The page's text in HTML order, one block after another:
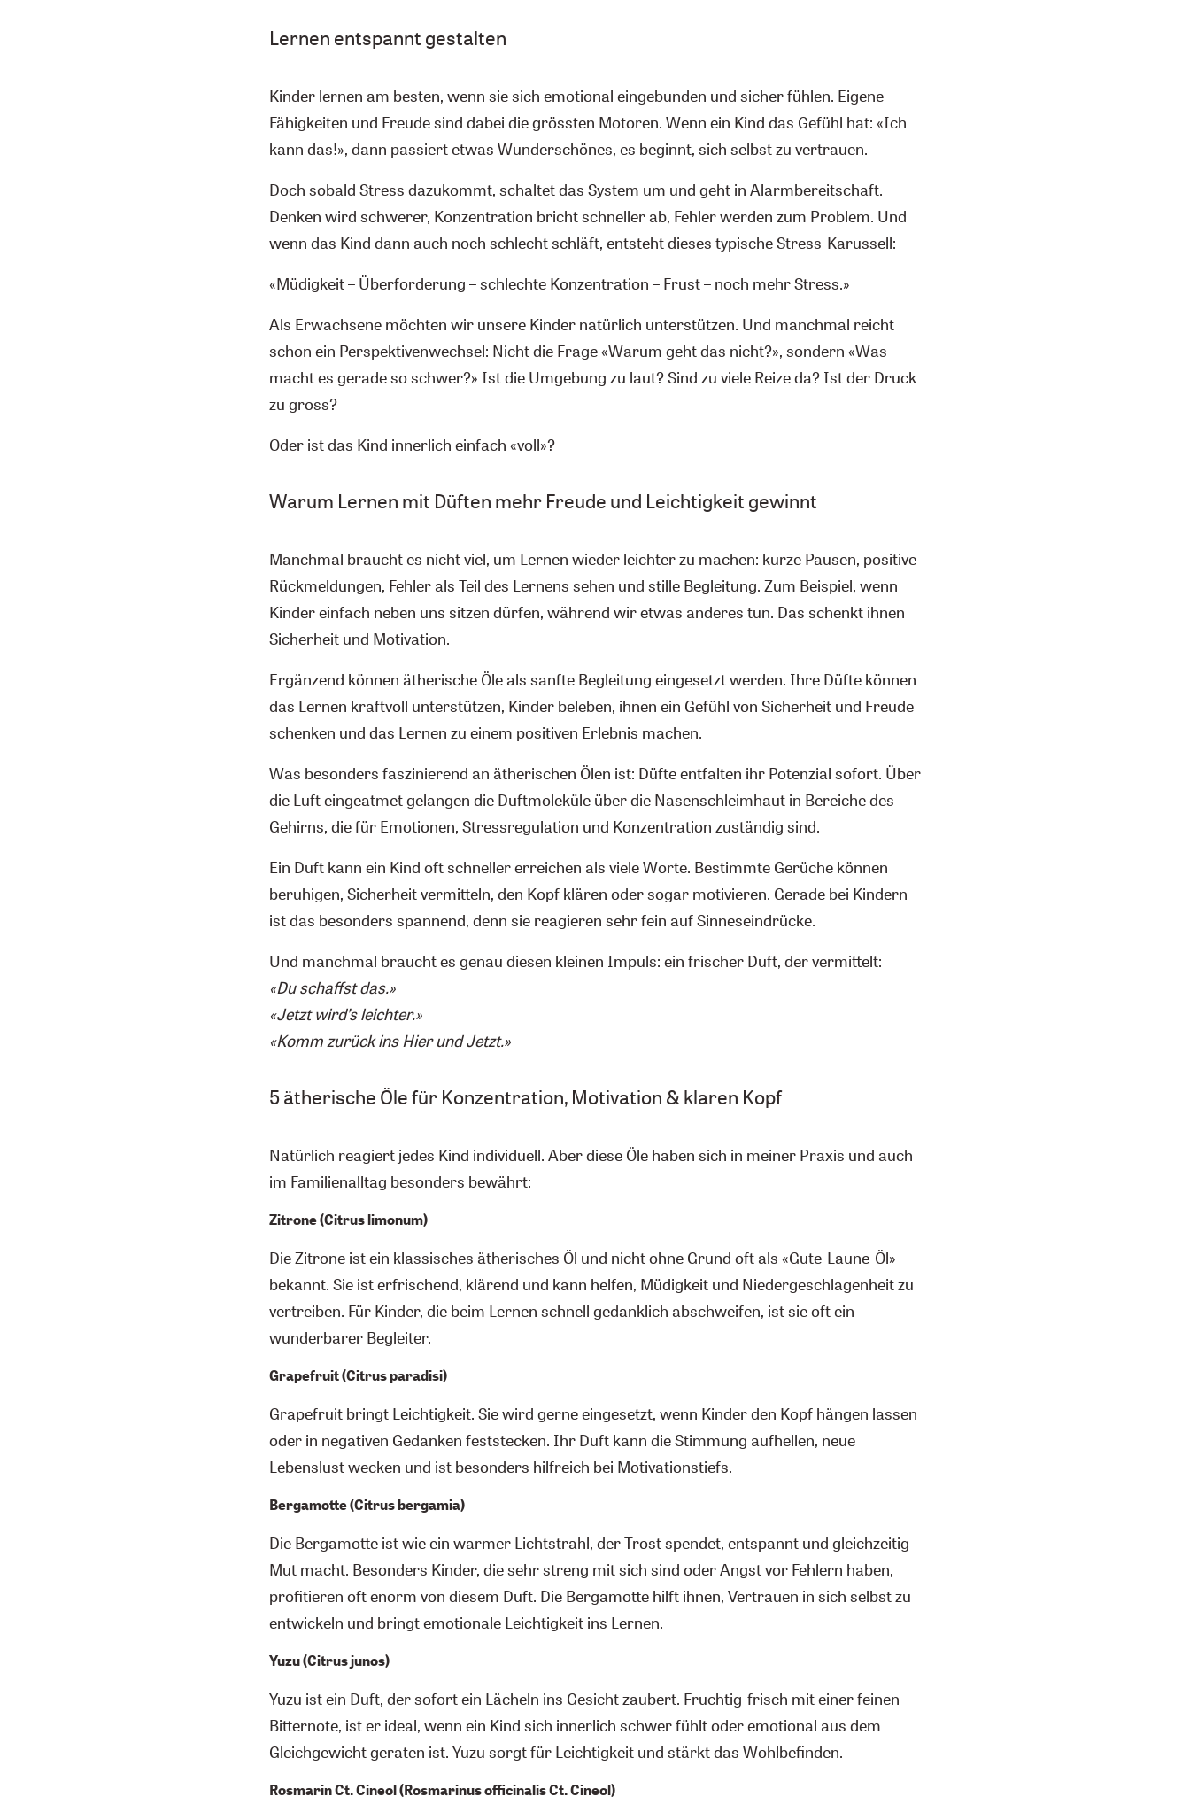
Lernen entspannt gestalten
Kinder lernen am besten, wenn sie sich emotional eingebunden und sicher fühlen. Eigene
Fähigkeiten und Freude sind dabei die grössten Motoren. Wenn ein Kind das Gefühl hat: «Ich
kann das!», dann passiert etwas Wunderschönes, es beginnt, sich selbst zu vertrauen.
Doch sobald Stress dazukommt, schaltet das System um und geht in Alarmbereitschaft.
Denken wird schwerer, Konzentration bricht schneller ab, Fehler werden zum Problem. Und
wenn das Kind dann auch noch schlecht schläft, entsteht dieses typische Stress-Karussell:
«Müdigkeit – Überforderung – schlechte Konzentration – Frust – noch mehr Stress.»
Als Erwachsene möchten wir unsere Kinder natürlich unterstützen. Und manchmal reicht
schon ein Perspektivenwechsel: Nicht die Frage «Warum geht das nicht?», sondern «Was
macht es gerade so schwer?» Ist die Umgebung zu laut? Sind zu viele Reize da? Ist der Druck
zu gross?
Oder ist das Kind innerlich einfach «voll»?
Warum Lernen mit Düften mehr Freude und Leichtigkeit gewinnt
Manchmal braucht es nicht viel, um Lernen wieder leichter zu machen: kurze Pausen, positive
Rückmeldungen, Fehler als Teil des Lernens sehen und stille Begleitung. Zum Beispiel, wenn
Kinder einfach neben uns sitzen dürfen, während wir etwas anderes tun. Das schenkt ihnen
Sicherheit und Motivation.
Ergänzend können ätherische Öle als sanfte Begleitung eingesetzt werden. Ihre Düfte können
das Lernen kraftvoll unterstützen, Kinder beleben, ihnen ein Gefühl von Sicherheit und Freude
schenken und das Lernen zu einem positiven Erlebnis machen.
Was besonders faszinierend an ätherischen Ölen ist: Düfte entfalten ihr Potenzial sofort. Über
die Luft eingeatmet gelangen die Duftmoleküle über die Nasenschleimhaut in Bereiche des
Gehirns, die für Emotionen, Stressregulation und Konzentration zuständig sind.
Ein Duft kann ein Kind oft schneller erreichen als viele Worte. Bestimmte Gerüche können
beruhigen, Sicherheit vermitteln, den Kopf klären oder sogar motivieren. Gerade bei Kindern
ist das besonders spannend, denn sie reagieren sehr fein auf Sinneseindrücke.
Und manchmal braucht es genau diesen kleinen Impuls: ein frischer Duft, der vermittelt:
«Du schaffst das.»
«Jetzt wird’s leichter.»
«Komm zurück ins Hier und Jetzt.»
5 ätherische Öle für Konzentration, Motivation & klaren Kopf
Natürlich reagiert jedes Kind individuell. Aber diese Öle haben sich in meiner Praxis und auch
im Familienalltag besonders bewährt:
Zitrone (Citrus limonum)
Die Zitrone ist ein klassisches ätherisches Öl und nicht ohne Grund oft als «Gute-Laune-Öl»
bekannt. Sie ist erfrischend, klärend und kann helfen, Müdigkeit und Niedergeschlagenheit zu
vertreiben. Für Kinder, die beim Lernen schnell gedanklich abschweifen, ist sie oft ein
wunderbarer Begleiter.
Grapefruit (Citrus paradisi)
Grapefruit bringt Leichtigkeit. Sie wird gerne eingesetzt, wenn Kinder den Kopf hängen lassen
oder in negativen Gedanken feststecken. Ihr Duft kann die Stimmung aufhellen, neue
Lebenslust wecken und ist besonders hilfreich bei Motivationstiefs.
Bergamotte (Citrus bergamia)
Die Bergamotte ist wie ein warmer Lichtstrahl, der Trost spendet, entspannt und gleichzeitig
Mut macht. Besonders Kinder, die sehr streng mit sich sind oder Angst vor Fehlern haben,
profitieren oft enorm von diesem Duft. Die Bergamotte hilft ihnen, Vertrauen in sich selbst zu
entwickeln und bringt emotionale Leichtigkeit ins Lernen.
Yuzu (Citrus junos)
Yuzu ist ein Duft, der sofort ein Lächeln ins Gesicht zaubert. Fruchtig-frisch mit einer feinen
Bitternote, ist er ideal, wenn ein Kind sich innerlich schwer fühlt oder emotional aus dem
Gleichgewicht geraten ist. Yuzu sorgt für Leichtigkeit und stärkt das Wohlbefinden.
Rosmarin Ct. Cineol (Rosmarinus officinalis Ct. Cineol)